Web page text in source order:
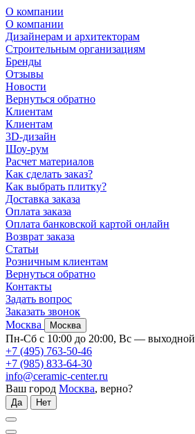
О компании
О компании
Дизайнерам и архитекторам
Строительным организациям
Бренды
Отзывы
Новости
Вернуться обратно
Клиентам
Клиентам
3D-дизайн
Шоу-рум
Расчет материалов
Как сделать заказ?
Как выбрать плитку?
Доставка заказа
Оплата заказа
Оплата банковской картой онлайн
Возврат заказа
Статьи
Розничным клиентам
Вернуться обратно
Контакты
Задать вопрос
Заказать звонок
Москва
Москва
Пн-Сб с 10:00 до 20:00, Вс — выходной
+7 (495) 763-50-46
+7 (985) 833-64-30
info@ceramic-center.ru
Ваш город Москва, верно?
Да Нет